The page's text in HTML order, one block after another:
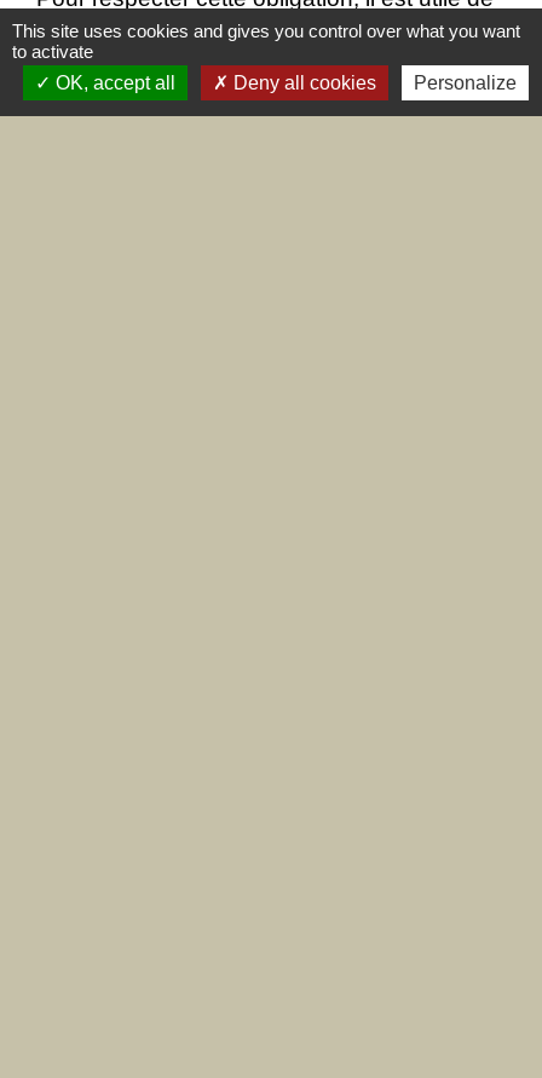
vérifier si les dénominations envisagées ne
sont pas déjà utilisées.
This site uses cookies and gives you control over what you want
to activate
OK, accept all
Deny all cookies Personalize